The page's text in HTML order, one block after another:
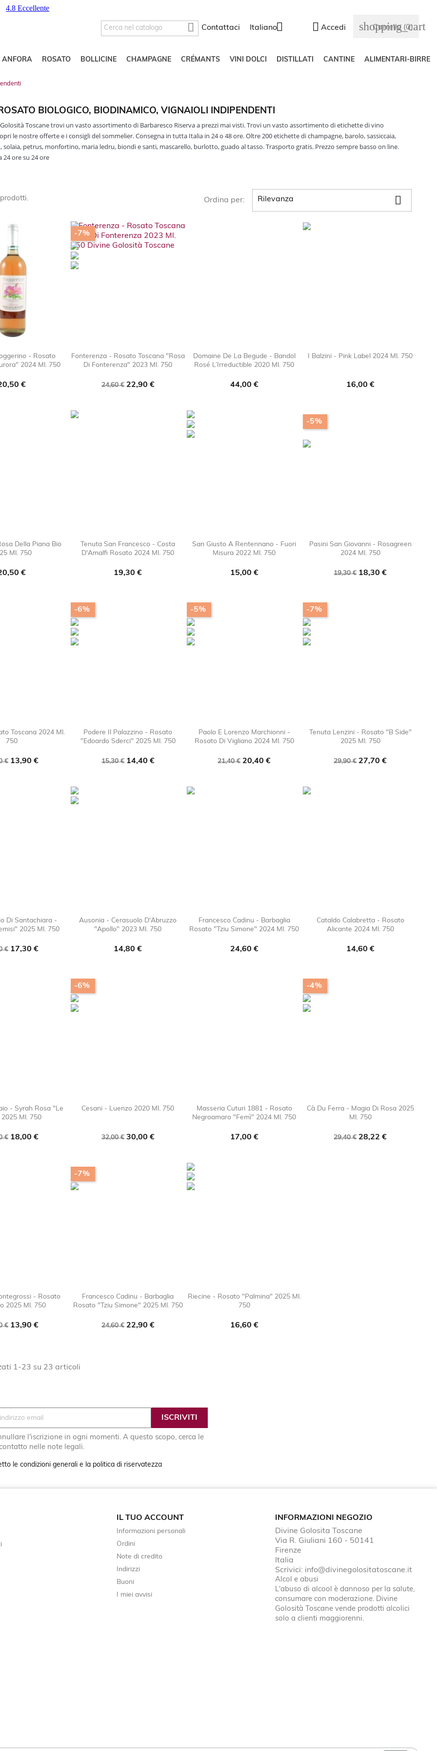
 Contattaci Italiano  Accedi shopping_cart
Carrello (0)
ANFORA ROSATO BOLLICINE CHAMPAGNE CRÉMANTS VINI DOLCI DISTILLATI CANTINE ALIMENTARI-BIRRE
BIOLOGICO, BIODINAMICO, VIGNAIOLI INDIPENDENTI
Toscane trovi un vasto assortimento di Barbaresco Riserva a prezzi mai visti. Trovi un vasto assortimento di etichette di vino
le nostre offerte e i consigli del sommelier. Consegna in tutta Italia in 24 o 48 ore. Oltre 200 etichette di champagne, barolo, sassiccaia,
solaia, petrus, monfortino, maria ledru, biondi e santi, mascarello, burlotto, guado al tasso. Trasporto gratis. Prezzo sempre basso on line.
24 ore su 24 ore
Ordina per: Rilevanza 
- Rosato
2024 Ml. 750
€
Fonterenza - Rosato Toscana "Rosa
Di Fonterenza" 2023 Ml. 750
Prezzo
24,60 € Prezzo
22,90 €
-7%
Domaine De La Begude - Bandol
Rosé L’Irreductible 2020 Ml. 750
Prezzo
44,00 €
I Balzini - Pink Label 2024 Ml. 750
Prezzo
16,00 €
Della Piana Bio
Ml. 750
€
Tenuta San Francesco - Costa
D'Amalfi Rosato 2024 Ml. 750
Prezzo
19,30 €
San Giusto A Rentennano - Fuori
Misura 2022 Ml. 750
Prezzo
15,00 €
Pasini San Giovanni - Rosagreen
2024 Ml. 750
Prezzo
19,30 € Prezzo
18,30 €
-5%
Toscana 2024 Ml.
750
€ Prezzo
13,90 €
Podere Il Palazzino - Rosato
"Edoardo Sderci" 2025 Ml. 750
Prezzo
15,30 € Prezzo
14,40 €
-6%
Paolo E Lorenzo Marchionni -
Rosato Di Vigliano 2024 Ml. 750
Prezzo
21,40 € Prezzo
20,40 €
-5%
Tenuta Lenzini - Rosato "B Side"
2025 Ml. 750
Prezzo
29,90 € Prezzo
27,70 €
-7%
Di Santachiara -
2025 Ml. 750
€ Prezzo
17,30 €
Ausonia - Cerasuolo D'Abruzzo
"Apollo" 2023 Ml. 750
Prezzo
14,80 €
Francesco Cadinu - Barbaglia
Rosato "Tziu Simone" 2024 Ml. 750
Prezzo
24,60 €
Cataldo Calabretta - Rosato
Alicante 2024 Ml. 750
Prezzo
14,60 €
- Syrah Rosa "Le
2025 Ml. 750
€ Prezzo
18,00 €
Cesani - Luenzo 2020 Ml. 750
Prezzo
32,00 € Prezzo
30,00 €
-6%
Masseria Cuturi 1881 - Rosato
Negroamaro "Femì" 2024 Ml. 750
Prezzo
17,00 €
Cà Du Ferra - Magia Di Rosa 2025
Ml. 750
Prezzo
29,40 € Prezzo
28,22 €
-4%
- Rosato
2025 Ml. 750
€ Prezzo
13,90 €
Francesco Cadinu - Barbaglia
Rosato "Tziu Simone" 2025 Ml. 750
Prezzo
24,60 € Prezzo
22,90 €
-7%
Riecine - Rosato "Palmina" 2025 Ml.
750
Prezzo
16,60 €
1-23 su 23 articoli
l'iscrizione in ogni momenti. A questo scopo, cerca le
nelle note legali.
le condizioni generali e la politica di riservatezza
IL TUO ACCOUNT
Informazioni personali
Ordini
Note di credito
Indirizzi
Buoni
I miei avvisi
INFORMAZIONI NEGOZIO
Divine Golosita Toscane
Via R. Giuliani 160 - 50141
Firenze
Italia
Scrivici: info@divinegolositatoscane.it
Alcol e abusi
L'abuso di alcool è dannoso per la salute,
consumare con moderazione. Divine
Golosità Toscane vende prodotti alcolici
solo a clienti maggiorenni.